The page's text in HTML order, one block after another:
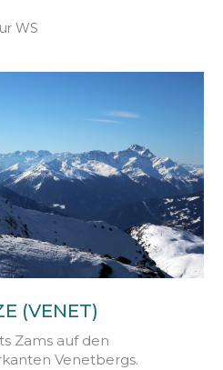
WS
(VENET)
Zams auf den
Venetbergs.